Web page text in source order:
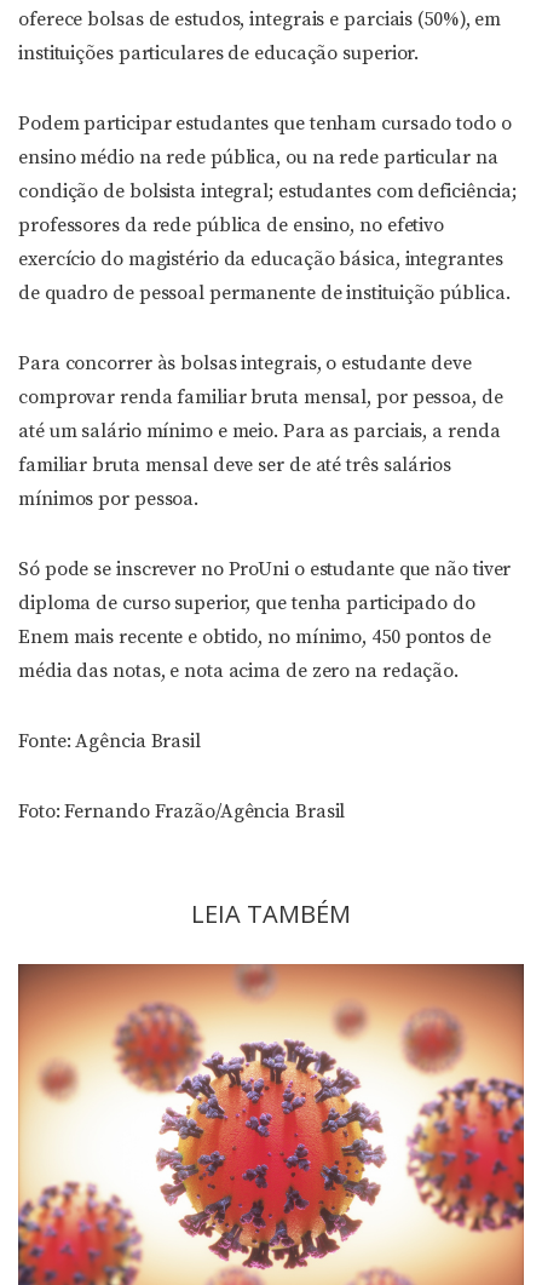
oferece bolsas de estudos, integrais e parciais (50%), em
instituições particulares de educação superior.
Podem participar estudantes que tenham cursado todo o
ensino médio na rede pública, ou na rede particular na
condição de bolsista integral; estudantes com deficiência;
professores da rede pública de ensino, no efetivo
exercício do magistério da educação básica, integrantes
de quadro de pessoal permanente de instituição pública.
Para concorrer às bolsas integrais, o estudante deve
comprovar renda familiar bruta mensal, por pessoa, de
até um salário mínimo e meio. Para as parciais, a renda
familiar bruta mensal deve ser de até três salários
mínimos por pessoa.
Só pode se inscrever no ProUni o estudante que não tiver
diploma de curso superior, que tenha participado do
Enem mais recente e obtido, no mínimo, 450 pontos de
média das notas, e nota acima de zero na redação.
Fonte: Agência Brasil
Foto: Fernando Frazão/Agência Brasil
LEIA TAMBÉM